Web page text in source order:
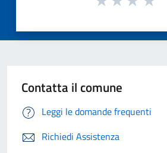
Contatta il comune
Leggi le domande frequenti
Richiedi Assistenza